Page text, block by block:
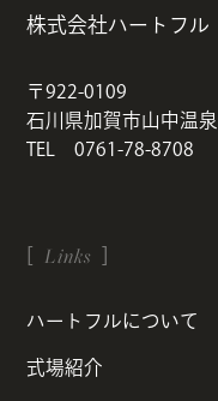
株式会社ハートフル
〒922-0109
石川県加賀市山中温
TEL 0761-78-8708
Links
ハートフルについて
式場紹介